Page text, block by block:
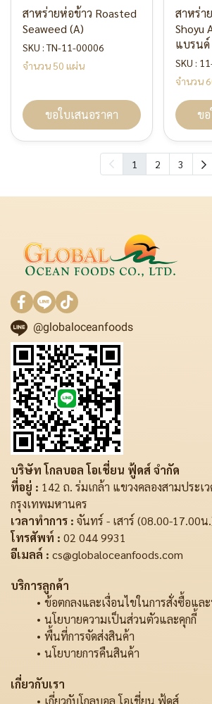
สาหร่ายห่อข้าว Roasted
Seaweed (A)
SKU : TN-11-00006
จำนวน 50 แผ่น
ขอใบเสนอราคา
สาหร่า
Shoyu
แบรนด์
SKU :
จำนวน
ข
1 2 3
@globaloceanfoods
บริษัท โกลบอล โอเชี่ยน ฟู้ดส์ จำกัด
ที่อยู่ : 142 ถ. ร่มเกล้า แขวงคลองสามประเ
กรุงเทพมหานคร
เวลาทำการ : จันทร์ - เสาร์ (08.00-17.00น
โทรศัพท์ : 02 044 9931
อีเมลล์ : cs@globaloceanfoods.com
บริการลูกค้า
ข้อตกลงและเงื่อนไขในการสั่งซื้อแล
นโยบายความเป็นส่วนตัวและคุกกี้
พื้นที่การจัดส่งสินค้า
นโยบายการคืนสินค้า
เกี่ยวกับเรา
เกี่ยวกับโกลบอล โอเชี่ยน ฟู้ดส์